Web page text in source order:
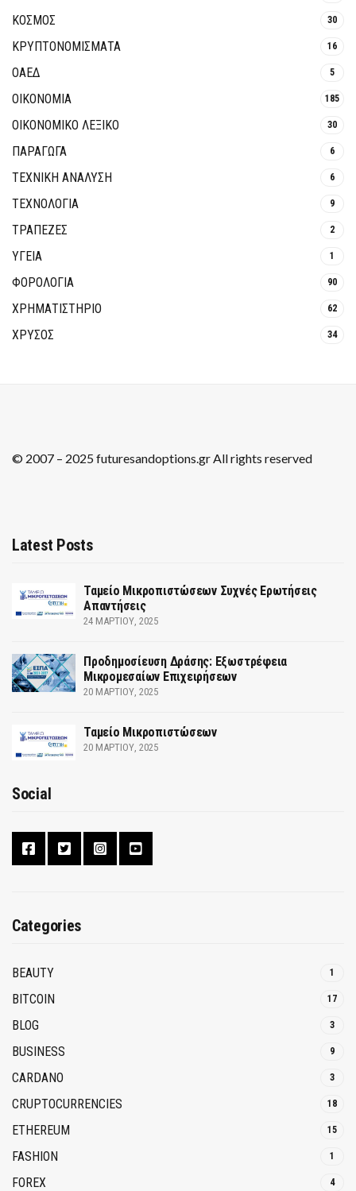
ΚΟΣΜΟΣ
30
ΚΡΥΠΤΟΝΟΜΊΣΜΑΤΑ 16
ΟΑΕΔ 5
ΟΙΚΟΝΟΜΙΑ 185
ΟΙΚΟΝΟΜΙΚΟ ΛΕΞΙΚΟ 30
ΠΑΡΑΓΩΓΑ 6
ΤΕΧΝΙΚΗ ΑΝΑΛΥΣΗ 6
ΤΕΧΝΟΛΟΓΙΑ 9
ΤΡΆΠΕΖΕΣ 2
ΥΓΕΙΑ 1
ΦΟΡΟΛΟΓΙΑ 90
ΧΡΗΜΑΤΙΣΤΗΡΙΟ 62
ΧΡΥΣΟΣ 34
© 2007 – 2025 futuresandoptions.gr All rights reserved
Latest Posts
Ταμείο Μικροπιστώσεων Συχνές Ερωτήσεις
Απαντήσεις
24 ΜΑΡΤΊΟΥ, 2025
Προδημοσίευση Δράσης: Εξωστρέφεια
Μικρομεσαίων Επιχειρήσεων
20 ΜΑΡΤΊΟΥ, 2025
Ταμείο Μικροπιστώσεων
20 ΜΑΡΤΊΟΥ, 2025
Social
Categories
BEAUTY 1
BITCOIN 17
BLOG 3
BUSINESS 9
CARDANO 3
CRUPTOCURRENCIES 18
ETHEREUM 15
FASHION 1
FOREX 4